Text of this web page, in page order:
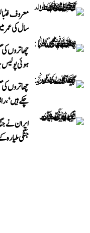
سال کی عمر
چھاتروں کی
ہوئی
چھاتروں
چکے ہیں‘،
ایران نے
جنگی طیارہ